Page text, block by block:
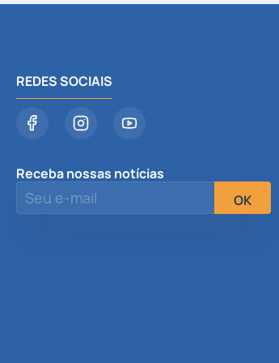
REDES SOCIAIS
Receba nossas notícias